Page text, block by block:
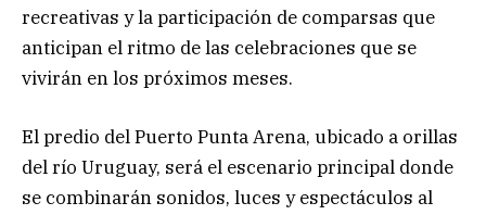
recreativas y la participación de comparsas que
anticipan el ritmo de las celebraciones que se
vivirán en los próximos meses.
El predio del Puerto Punta Arena, ubicado a orillas
del río Uruguay, será el escenario principal donde
se combinarán sonidos, luces y espectáculos al